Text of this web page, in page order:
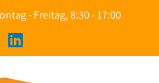
- Freitag, 8:30 - 17:00